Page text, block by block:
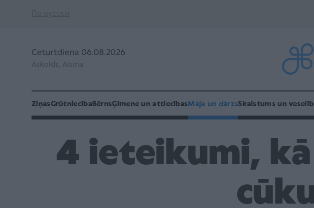
Ceturtdiena 06.08.2026
Askolds, Aisma
ZiņasGrūtniecībaBērnsĢimene un attiecībasMāja un dārzsSkaistums un
4 ieteikumi,